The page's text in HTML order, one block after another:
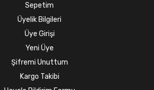
Sepetim
Üyelik Bilgileri
Üye Girişi
Yeni Üye
Şifremi Unuttum
Kargo Takibi